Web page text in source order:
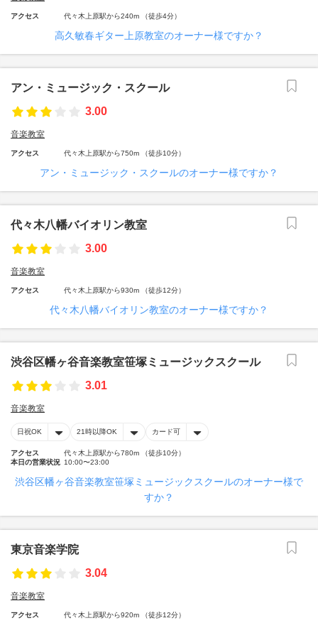
アクセス 代々木上原駅から240m （徒歩4分）
高久敏春ギター上原教室のオーナー様ですか？
アン・ミュージック・スクール
3.00
音楽教室
アクセス 代々木上原駅から750m （徒歩10分）
アン・ミュージック・スクールのオーナー様ですか？
代々木八幡バイオリン教室
3.00
音楽教室
アクセス 代々木上原駅から930m （徒歩12分）
代々木八幡バイオリン教室のオーナー様ですか？
渋谷区幡ヶ谷音楽教室笹塚ミュージックスクール
3.01
音楽教室
日祝OK 21時以降OK カード可
アクセス
代々木上原駅から780m （徒歩10分）
本日の営業状況 10:00〜23:00
渋谷区幡ヶ谷音楽教室笹塚ミュージックスクールのオーナー様で
すか？
東京音楽学院
3.04
音楽教室
アクセス 代々木上原駅から920m （徒歩12分）